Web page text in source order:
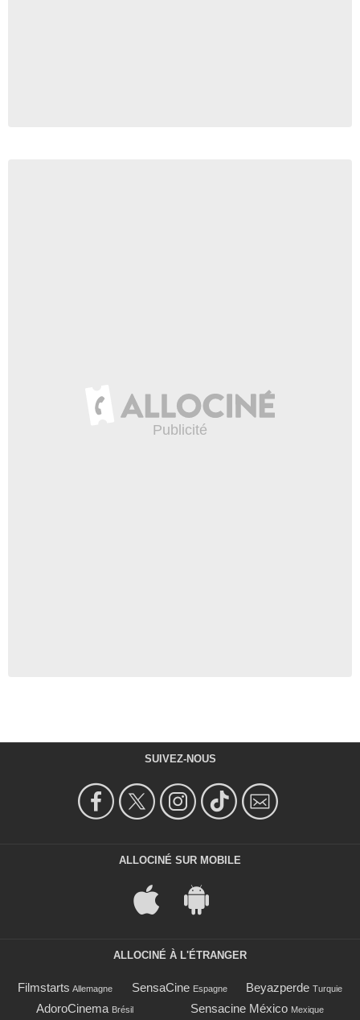
SUIVEZ-NOUS
ALLOCINÉ SUR MOBILE
ALLOCINÉ À L'ÉTRANGER
Filmstarts Allemagne SensaCine Espagne Beyazperde Turquie
AdoroCinema Brésil Sensacine México Mexique